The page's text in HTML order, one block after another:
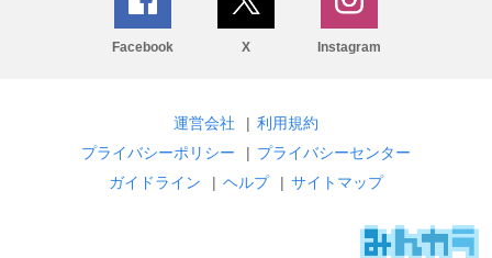
Facebook X Instagram
運営会社 | 利用規約
プライバシーポリシー
| プライバシーセンター
ガイドライン
| ヘルプ | サイトマップ